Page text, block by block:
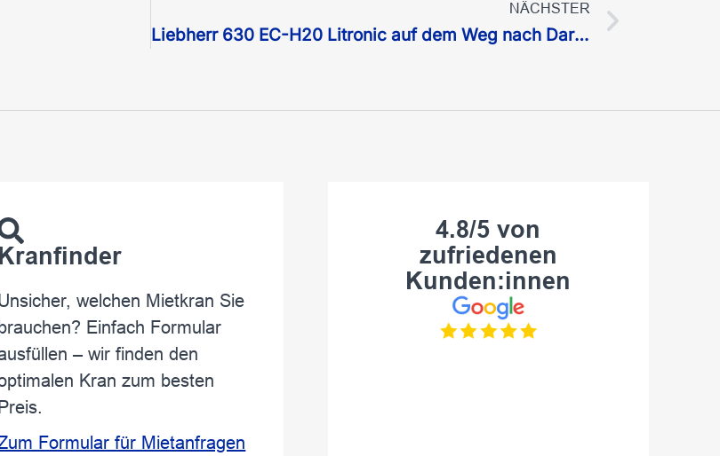
NÄCHSTER
Liebherr 630 EC-H20 Litronic auf dem Weg nach Darmstadt
Kranfinder
welchen Mietkran Sie
brauchen? Einfach Formular
– wir finden den
Kran zum besten
Preis.
Formular für Mietanfragen
4.8/5 von
zufriedenen
Kunden:innen